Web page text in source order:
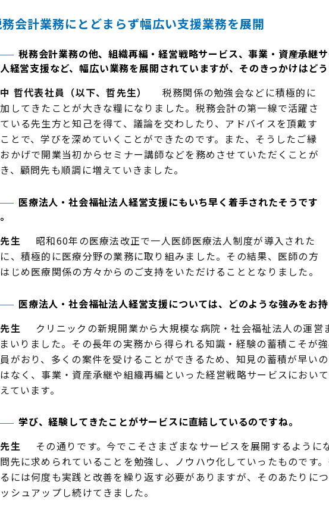
会計業務にとどまらず幅広い支援業務を展開
税務会計業務の他、組織再編・経営戦略サービス、事業・資産承継
経営支援など、幅広い業務を展開されていますが、そのきっかけはど
哲代表社員（以下、哲先生）
税務関係の勉強会などに積極的に
してきたことが大きな糧になりました。税務会計の第一線で活躍さ
いる先生方と知己を得て、議論を交わしたり、アドバイスを頂戴す
とで、学びを深めていくことができたのです。また、そうしたご縁
かげで開業当初からセミナー講師などを務めさせていただくことが
、顧問先も順調に増えていきました。
医療法人・社会福祉法人経営支援にもいち早く着手されたそうです
生
昭和60年の医療法改正で一人医師医療法人制度が導入された
、積極的に医療分野の業務に取り組みました。その結果、医師の方
じめ医療関係の方々からのご支持をいただけることとなりました。
医療法人・社会福祉法人経営支援については、どのような強みをお持
生
クリニックの新規開業から大規模な病院・社会福祉法人の運営
いりました。その長年の実務から得られる知識・経験の蓄積こそが
がおり、多くの案件を受けることができるため、知見の蓄積が早い
なく、事業・資産承継や組織再編といった経営戦略サービスにおい
ています。
学び、経験してきたことがサービスに直結しているのですね。
生
その通りです。今でこそさまざまなサービスを展開するように
先に求められていることを勉強し、ノウハウ化していったものです
には何度も実践と改善を繰り返す必要がありますが、そのあたりに
シュアップし続けてきました。